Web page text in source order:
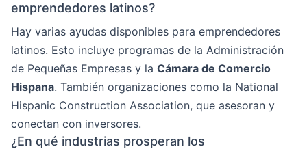
emprendedores latinos?
Hay varias ayudas disponibles para emprendedores
latinos. Esto incluye programas de la Administración
de Pequeñas Empresas y la Cámara de Comercio
Hispana. También organizaciones como la National
Hispanic Construction Association, que asesoran y
conectan con inversores.
¿En qué industrias prosperan los